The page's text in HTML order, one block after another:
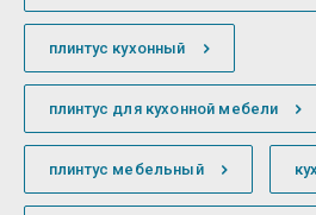
плинтус кухонный
плинтус для кухонной мебели
плинтус мебельный